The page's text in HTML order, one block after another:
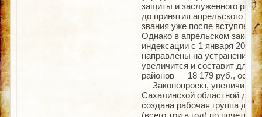
защиты и заслуженного
до принятия апрельского
звания уже после
Однако в апрельском
индексации с 1 января 2017
направлены на устранение
увеличится и составит для
районов — 18 179 руб.,
— Законопроект,
Сахалинской областной
создана рабочая группа для
(всего три в год) по